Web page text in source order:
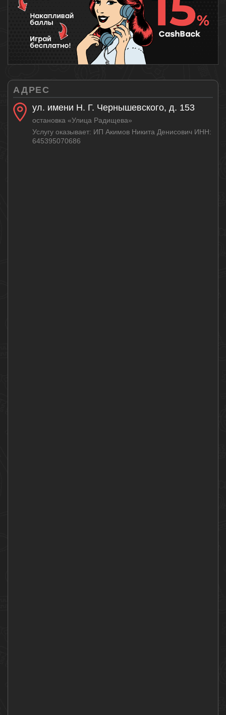
АДРЕС
ул. имени Н. Г. Чернышевского, д. 153
остановка «Улица Радищева»
Услугу оказывает: ИП Акимов Никита Денисович ИНН:
645395070686